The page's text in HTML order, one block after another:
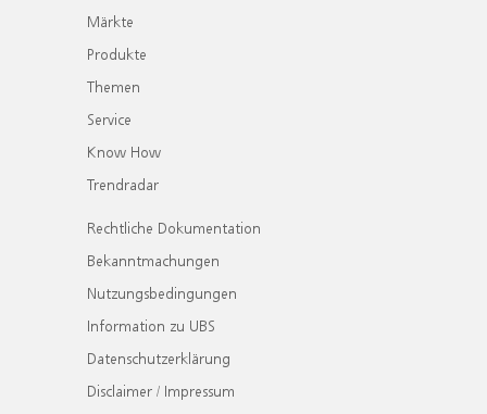
Märkte
Produkte
Themen
Service
Know How
Trendradar
Rechtliche Dokumentation
Bekanntmachungen
Nutzungsbedingungen
Information zu UBS
Datenschutzerklärung
Disclaimer / Impressum